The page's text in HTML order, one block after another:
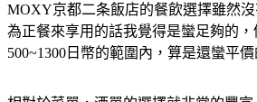
MOXY京都二条飯店的餐飲選擇雖然
為正餐來享用的話我覺得是蠻足夠的
500~1300日幣的範圍內，算是還蠻平價